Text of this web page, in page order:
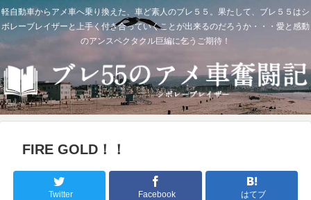
軽自動車からアメ車へ乗り換えた、車ど素人のブレ５５。果たして、ブレ５５はシ
ボレーブレイザーと上手く付き合っていくことが出来るのだろうか・・・愛と感動
のアンスペクタクル巨編に乞うご期待！
FIRE GOLD！！
Twitter Facebook はてブ